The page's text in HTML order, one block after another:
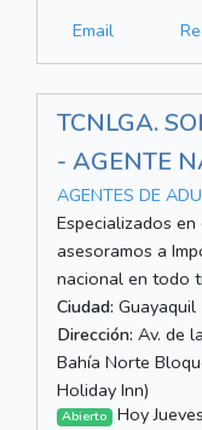
Email
TCNLGA.
- AGENTE
AGENTES DE
Especializados
asesoramos a
nacional en todo
Ciudad: Guayaquil
Dirección: Av. de
Bahía Norte
Holiday Inn)
Abierto Hoy